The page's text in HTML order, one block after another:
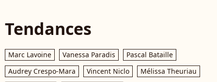
Tendances
Marc Lavoine Vanessa Paradis
Pascal Bataille
Audrey Crespo-Mara
Vincent Niclo
Mélissa Theuriau